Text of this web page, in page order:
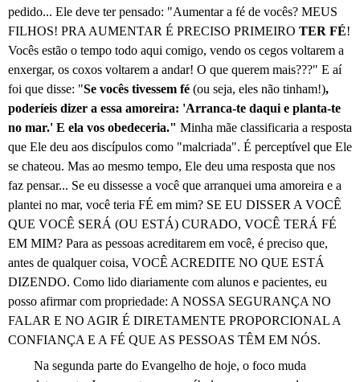
pedido... Ele deve ter pensado: "Aumentar a fé de vocês? MEUS
FILHOS! PRA AUMENTAR É PRECISO PRIMEIRO TER FÉ!
Vocês estão o tempo todo aqui comigo, vendo os cegos voltarem a
enxergar, os coxos voltarem a andar! O que querem mais???" E aí
foi que disse: "Se vocês tivessem fé (ou seja, eles não tinham!),
poderíeis dizer a essa amoreira: 'Arranca-te daqui e planta-te
no mar.' E ela vos obedeceria." Minha mãe classificaria a resposta
que Ele deu aos discípulos como "malcriada". É perceptível que Ele
se chateou. Mas ao mesmo tempo, Ele deu uma resposta que nos
faz pensar... Se eu dissesse a você que arranquei uma amoreira e a
plantei no mar, você teria FÉ em mim? SE EU DISSER A VOCÊ
QUE VOCÊ SERÁ (OU ESTÁ) CURADO, VOCÊ TERÁ FÉ
EM MIM? Para as pessoas acreditarem em você, é preciso que,
antes de qualquer coisa, VOCÊ ACREDITE NO QUE ESTÁ
DIZENDO. Como lido diariamente com alunos e pacientes, eu
posso afirmar com propriedade: A NOSSA SEGURANÇA NO
FALAR E NO AGIR É DIRETAMENTE PROPORCIONAL A
CONFIANÇA E A FÉ QUE AS PESSOAS TÊM EM NÓS.
Na segunda parte do Evangelho de hoje, o foco muda